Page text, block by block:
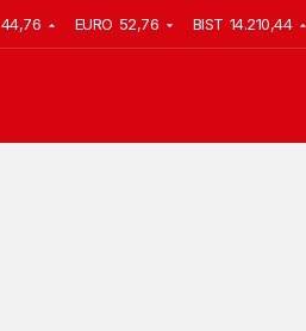
44,76 EURO 52,76 BIST 14.210,44